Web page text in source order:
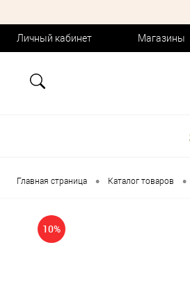
Личный кабинет Магазины
Главная страница • Каталог товаров •
10%